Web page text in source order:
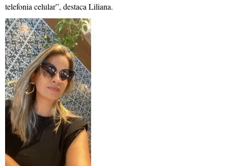
telefonia celular”, destaca Liliana.